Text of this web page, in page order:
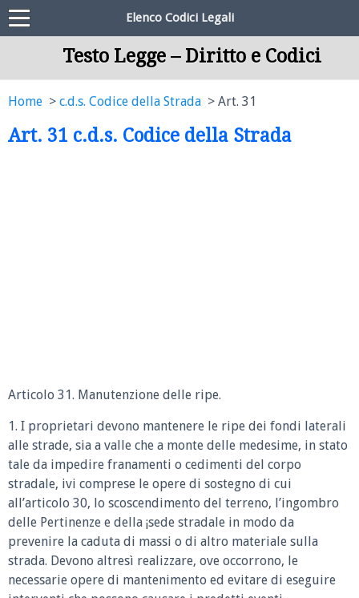
Elenco Codici Legali
Testo Legge – Diritto e Codici
Home c.d.s. Codice della Strada Art. 31
Art. 31 c.d.s. Codice della Strada
Articolo 31. Manutenzione delle ripe.
1. I proprietari devono mantenere le ripe dei fondi laterali
alle strade, sia a valle che a monte delle medesime, in stato
tale da impedire franamenti o cedimenti del corpo
stradale, ivi comprese le opere di sostegno di cui
all’articolo 30, lo scoscendimento del terreno, l’ingombro
delle Pertinenze e della ¡sede stradale in modo da
prevenire la caduta di massi o di altro materiale sulla
strada. Devono altresì realizzare, ove occorrono, le
necessarie opere di mantenimento ed evitare di eseguire